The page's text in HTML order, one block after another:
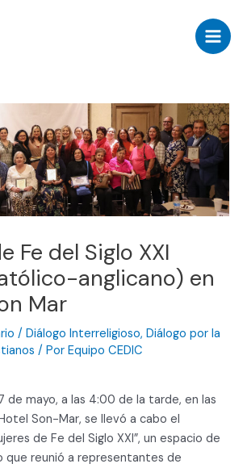
Main
Fe del Siglo XXI
anglicano) en
Mar
/Diálogo Interreligioso,Diálogo por la
/ PorEquipo CEDIC
de mayo, a las 4:00 de la tarde, en las
Son-Mar, se llevó a cabo el
de Fe del Siglo XXI”, un espacio de
que reunió a representantes de